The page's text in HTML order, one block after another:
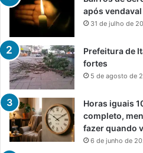
após vendaval
31 de julho de
Prefeitura de
fortes
5 de agosto de
Horas iguais
completo,
fazer quando
6 de junho de